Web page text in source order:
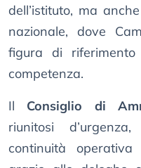
dell’istituto, ma
nazionale, dove
figura di
competenza.
Il Consiglio di
riunitosi
continuità operativa